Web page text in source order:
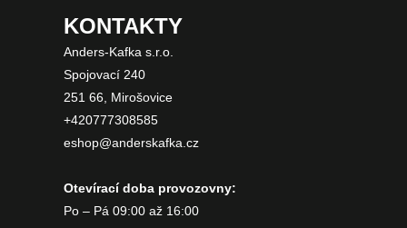
KONTAKTY
Anders-Kafka s.r.o.
Spojovací 240
251 66, Mirošovice
+420777308585
eshop@anderskafka.cz
Otevírací doba provozovny:
Po – Pá 09:00 až 16:00